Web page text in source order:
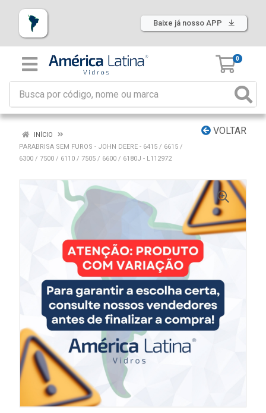
Baixe já nosso APP
0
VOLTAR
INÍCIO
PARABRISA SEM FUROS - JOHN DEERE - 6415 / 6615 /
6300 / 7500 / 6110 / 7505 / 6600 / 6180J - L112972